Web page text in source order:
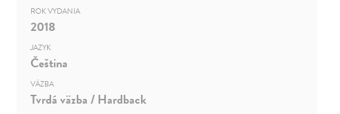
ROK VYDANIA
2018
JAZYK
Čeština
VÄZBA
Tvrdá väzba / Hardback